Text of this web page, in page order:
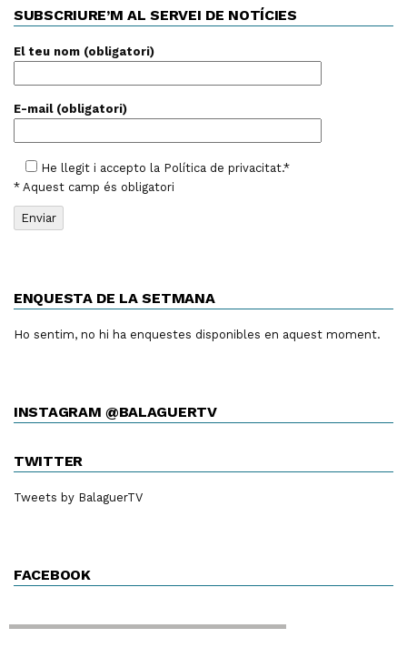
SUBSCRIURE’M AL SERVEI DE NOTÍCIES
El teu nom (obligatori)
E-mail (obligatori)
He llegit i accepto la Política de privacitat.*
* Aquest camp és obligatori
ENQUESTA DE LA SETMANA
Ho sentim, no hi ha enquestes disponibles en aquest moment.
INSTAGRAM @BALAGUERTV
TWITTER
Tweets by BalaguerTV
FACEBOOK